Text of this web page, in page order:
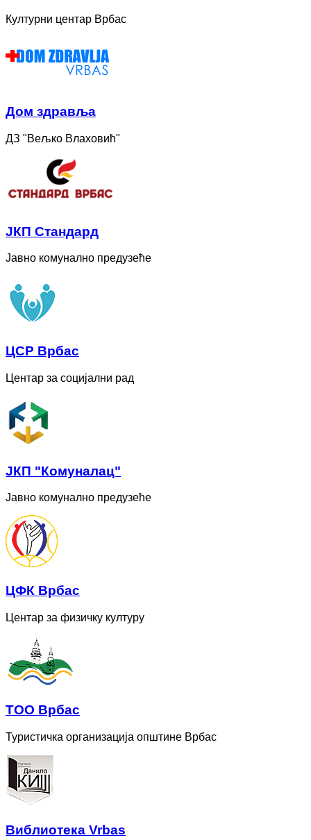
Културни центар Врбас
Дом здравља
ДЗ "Вељко Влаховић"
ЈКП Стандард
Јавно комунално предузеће
ЦСР Врбас
Центар за социјални рад
ЈКП "Комуналац"
Јавно комунално предузеће
ЦФК Врбас
Центар за физичку културу
ТОО Врбас
Туристичка организација општине Врбас
Bиблиотека Vrbas